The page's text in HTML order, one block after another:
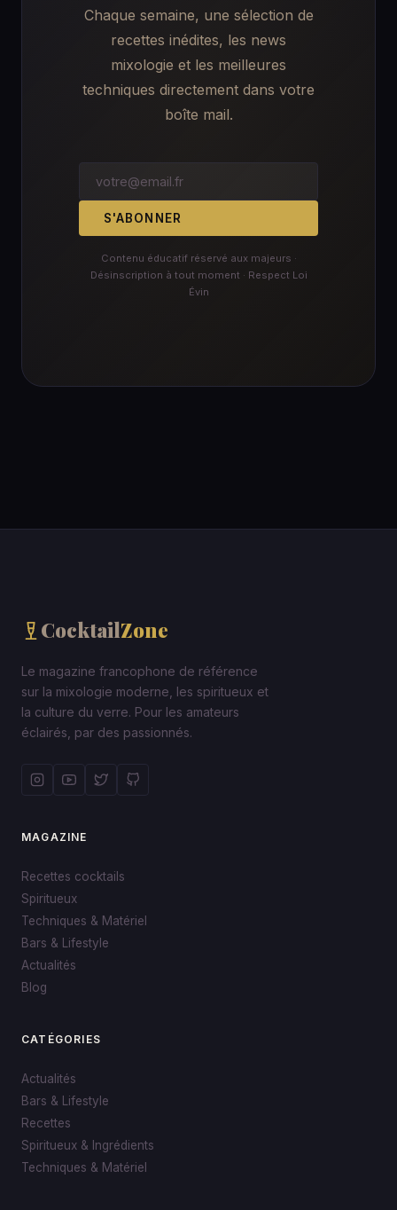
Chaque semaine, une sélection de
recettes inédites, les news
mixologie et les meilleures
techniques directement dans votre
boîte mail.
S'ABONNER
Contenu éducatif réservé aux majeurs ·
Désinscription à tout moment · Respect Loi
Évin
CocktailZone
Le magazine francophone de référence
sur la mixologie moderne, les spiritueux et
la culture du verre. Pour les amateurs
éclairés, par des passionnés.
MAGAZINE
Recettes cocktails
Spiritueux
Techniques & Matériel
Bars & Lifestyle
Actualités
Blog
CATÉGORIES
Actualités
Bars & Lifestyle
Recettes
Spiritueux & Ingrédients
Techniques & Matériel